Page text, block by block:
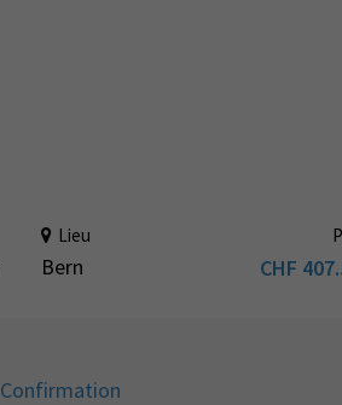
Lieu
Bern CHF
Confirmation